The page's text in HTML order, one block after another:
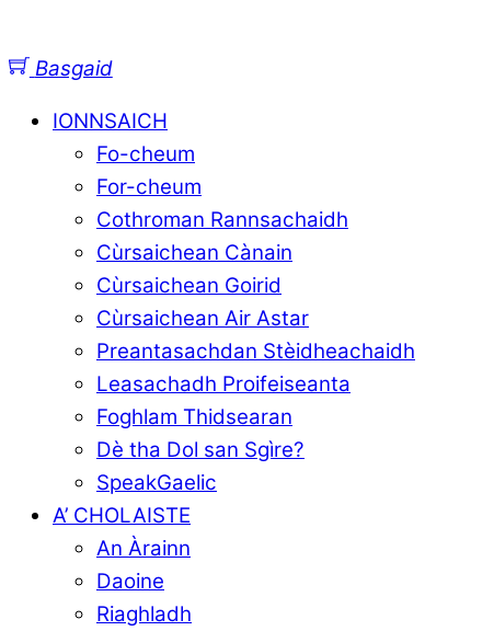
Basgaid
IONNSAICH
Fo-cheum
For-cheum
Cothroman Rannsachaidh
Cùrsaichean Cànain
Cùrsaichean Goirid
Cùrsaichean Air Astar
Preantasachdan Stèidheachaidh
Leasachadh Proifeiseanta
Foghlam Thidsearan
Dè tha Dol san Sgìre?
SpeakGaelic
A’ CHOLAISTE
An Àrainn
Daoine
Riaghladh